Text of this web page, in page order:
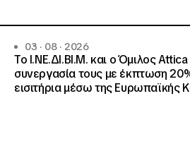
03 · 08 · 2026
Το Ι.ΝΕ.ΔΙ.ΒΙ.Μ. και o Όμιλος
συνεργασία τους με έκπτωση
εισιτήρια μέσω της Ευρωπαϊκής